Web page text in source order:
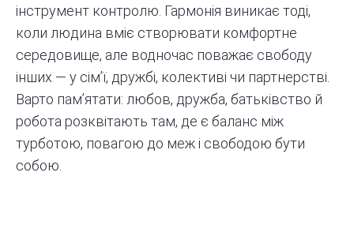
інструмент контролю. Гармонія виникає тоді,
коли людина вміє створювати комфортне
середовище, але водночас поважає свободу
інших — у сім’ї, дружбі, колективі чи партнерстві.
Варто пам’ятати: любов, дружба, батьківство й
робота розквітають там, де є баланс між
турботою, повагою до меж і свободою бути
собою.